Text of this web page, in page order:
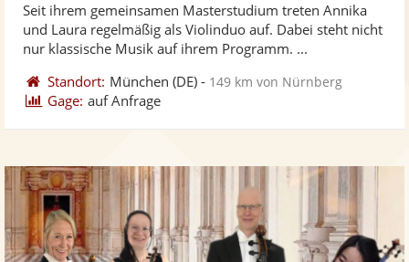
Fotos
5
Seit ihrem gemeinsamen Masterstudium treten Annika
und Laura regelmäßig als Violinduo auf. Dabei steht nicht
nur klassische Musik auf ihrem Programm. ...
Standort: München (DE) - 149 km von Nürnberg
Gage: auf Anfrage